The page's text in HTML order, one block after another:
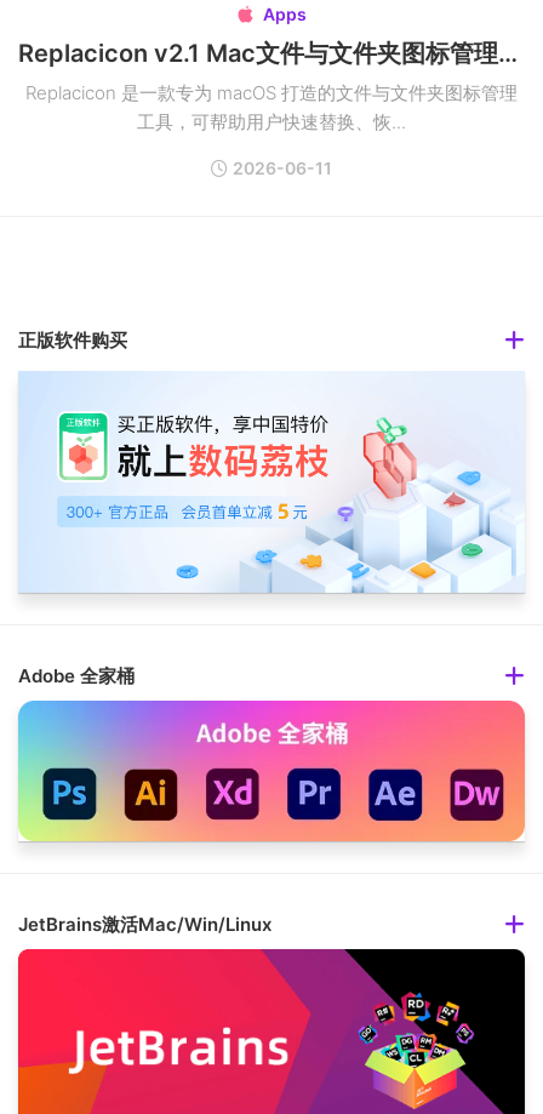
 Apps
Replacicon v2.1 Mac文件与文件夹图标管理工具破解版
Replacicon 是一款专为 macOS 打造的文件与文件夹图标管理
工具，可帮助用户快速替换、恢...
2026-06-11
正版软件购买
Adobe 全家桶
JetBrains激活Mac/Win/Linux